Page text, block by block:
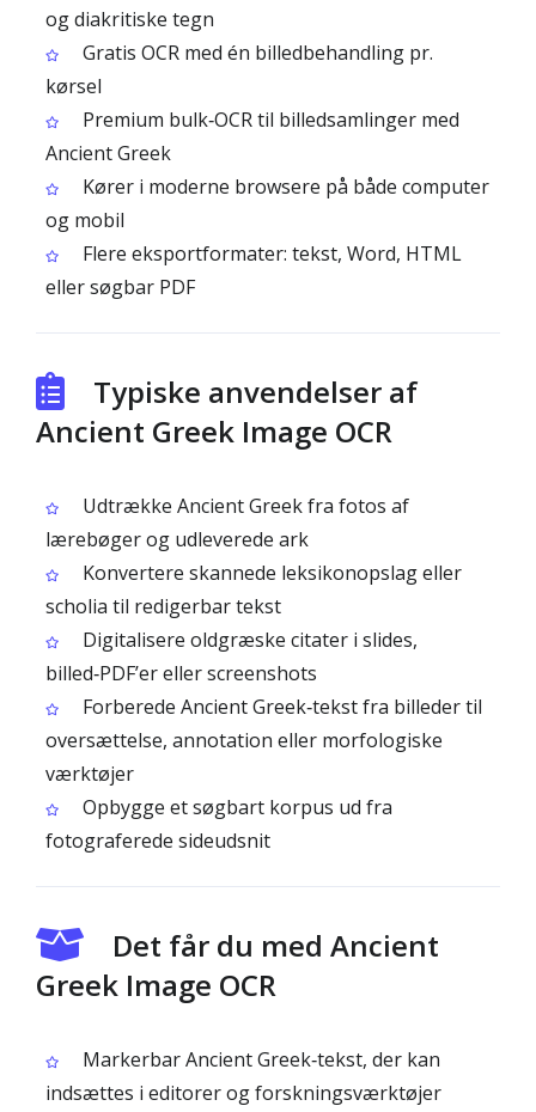
og diakritiske tegn
Gratis OCR med én billedbehandling pr.
kørsel
Premium bulk‑OCR til billedsamlinger med
Ancient Greek
Kører i moderne browsere på både computer
og mobil
Flere eksportformater: tekst, Word, HTML
eller søgbar PDF
Typiske anvendelser af
Ancient Greek Image OCR
Udtrække Ancient Greek fra fotos af
lærebøger og udleverede ark
Konvertere skannede leksikonopslag eller
scholia til redigerbar tekst
Digitalisere oldgræske citater i slides,
billed‑PDF’er eller screenshots
Forberede Ancient Greek‑tekst fra billeder til
oversættelse, annotation eller morfologiske
værktøjer
Opbygge et søgbart korpus ud fra
fotograferede sideudsnit
Det får du med Ancient
Greek Image OCR
Markerbar Ancient Greek‑tekst, der kan
indsættes i editorer og forskningsværktøjer